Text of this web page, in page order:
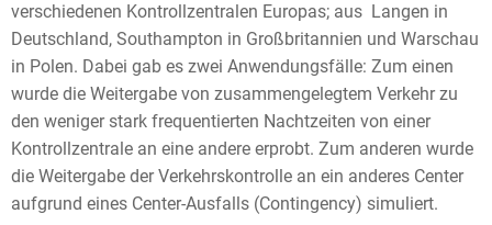
verschiedenen Kontrollzentralen Europas; aus Langen in
Deutschland, Southampton in Großbritannien und Warschau
in Polen. Dabei gab es zwei Anwendungsfälle: Zum einen
wurde die Weitergabe von zusammengelegtem Verkehr zu
den weniger stark frequentierten Nachtzeiten von einer
Kontrollzentrale an eine andere erprobt. Zum anderen wurde
die Weitergabe der Verkehrskontrolle an ein anderes Center
aufgrund eines Center-Ausfalls (Contingency) simuliert.